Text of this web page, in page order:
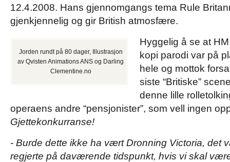
12.4.2008. Hans gjennomgangs tema Rule
gjenkjennelig og gir British atmosfære.
Jorden rundt på 80 dager, Illustrasjon
av Qvisten Animations ANS og Darling
Clementine.no
Hyggelig å se at
kopi parodi var på
hele og mottok
siste “Britiske”
denne lille
operaens andre “pensjonister”, som vell ingen
Gjettekonkurranse!
- Burde dette ikke ha vært Dronning Victoria, det
regjerte på daværende tidspunkt, hvis vi skal